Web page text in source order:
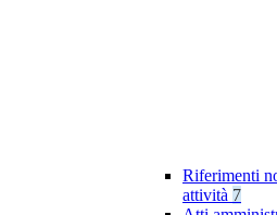
Riferimenti
attività 7